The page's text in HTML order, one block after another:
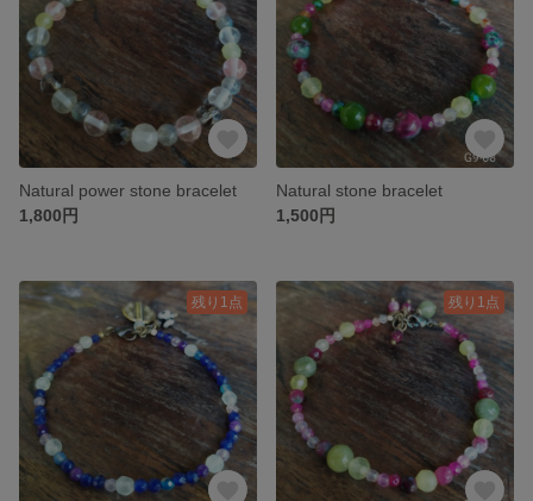
Natural power stone bracelet
1,800円
Natural stone bracelet
1,500円
残り1点 残り1点